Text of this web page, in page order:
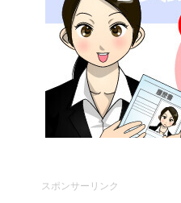
スポンサーリンク